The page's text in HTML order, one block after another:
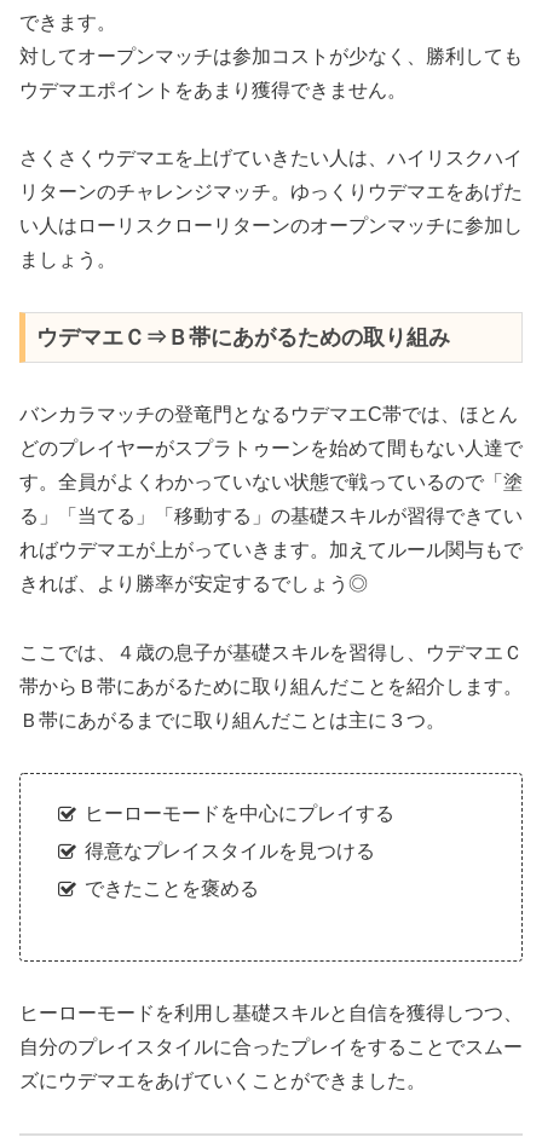
できます。
対してオープンマッチは参加コストが少なく、勝利しても
ウデマエポイントをあまり獲得できません。
さくさくウデマエを上げていきたい人は、ハイリスクハイ
リターンのチャレンジマッチ。ゆっくりウデマエをあげた
い人はローリスクローリターンのオープンマッチに参加し
ましょう。
ウデマエＣ⇒Ｂ帯にあがるための取り組み
バンカラマッチの登竜門となるウデマエC帯では、ほとん
どのプレイヤーがスプラトゥーンを始めて間もない人達で
す。全員がよくわかっていない状態で戦っているので「塗
る」「当てる」「移動する」の基礎スキルが習得できてい
ればウデマエが上がっていきます。加えてルール関与もで
きれば、より勝率が安定するでしょう◎
ここでは、４歳の息子が基礎スキルを習得し、ウデマエＣ
帯からＢ帯にあがるために取り組んだことを紹介します。
Ｂ帯にあがるまでに取り組んだことは主に３つ。
ヒーローモードを中心にプレイする
得意なプレイスタイルを見つける
できたことを褒める
ヒーローモードを利用し基礎スキルと自信を獲得しつつ、
自分のプレイスタイルに合ったプレイをすることでスムー
ズにウデマエをあげていくことができました。